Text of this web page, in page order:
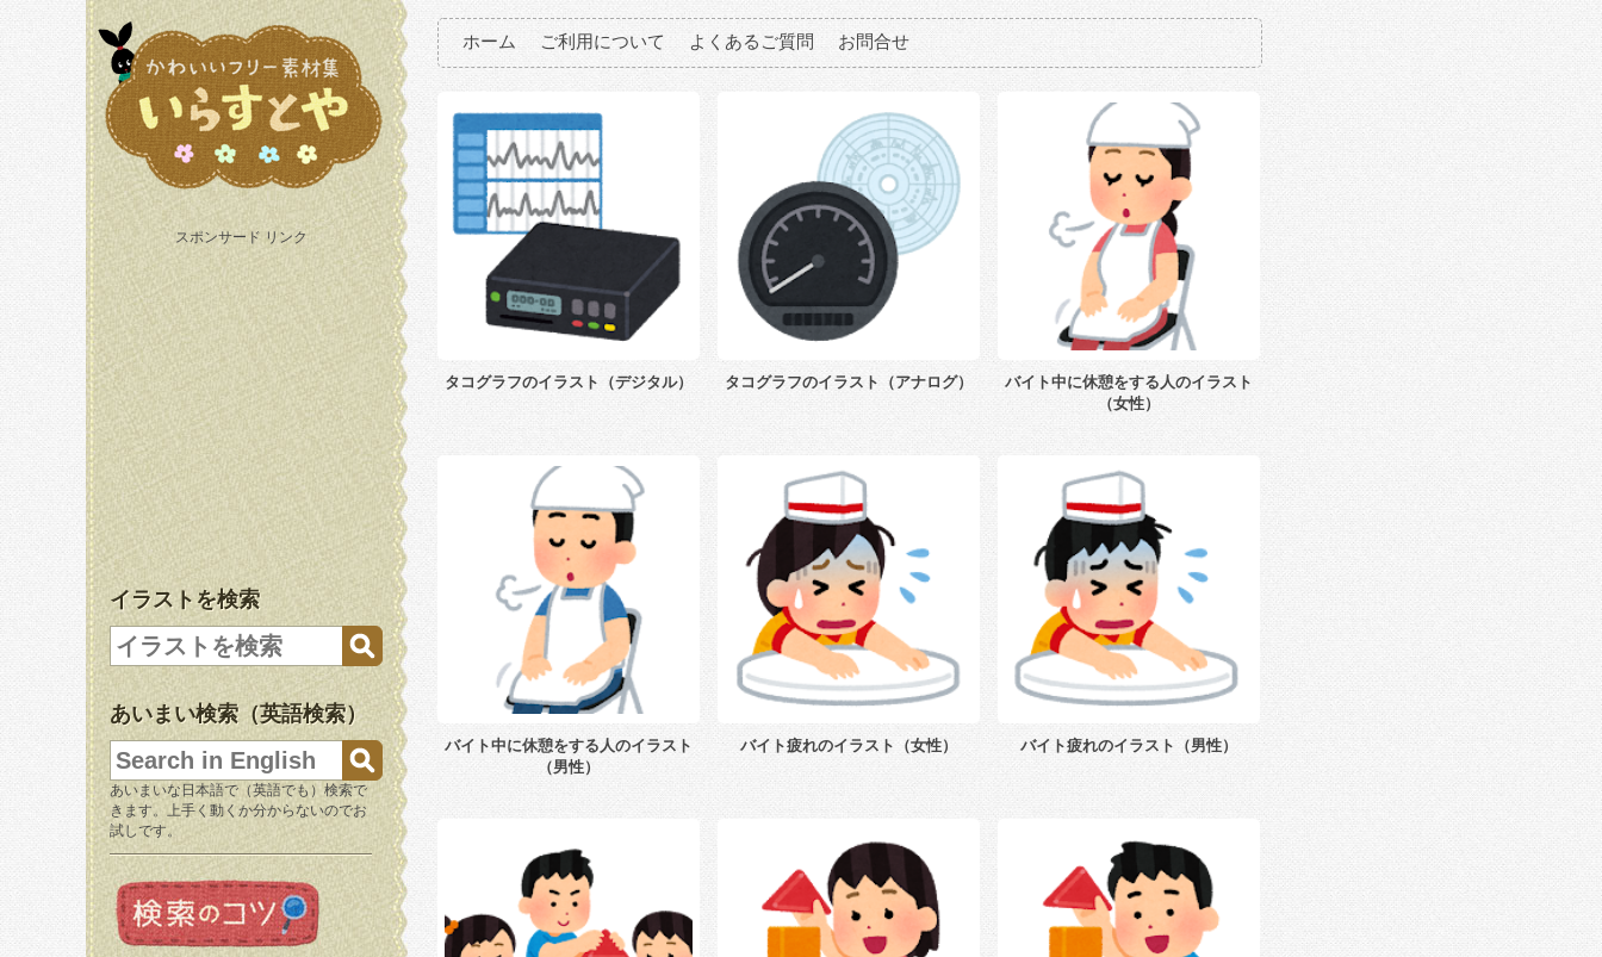
スポンサード リンク
イラストを検索
あいまい検索（英語検索）
あいまいな日本語で（英語でも）検索で
きます。上手く動くか分からないのでお
試しです。
ホーム ご利用について よくあるご質問 お問合せ
タコグラフのイラスト（デジタル） タコグラフのイラスト（アナログ）
バイト中に休憩をする人のイラスト
（女性）
バイト中に休憩をする人のイラスト
（男性）
バイト疲れのイラスト（女性） バイト疲れのイラスト（男性）